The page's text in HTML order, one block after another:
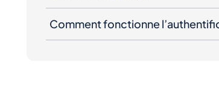
Comment fonctionne